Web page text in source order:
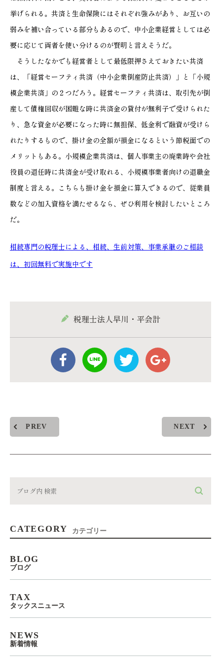
挙げられる。共済と生命保険にはそれぞれ強みがあり、お互いの
弱みを補い合っている部分もあるので、中小企業経営としては必
要に応じて両者を使い分けるのが賢明と言えそうだ。
そうしたなかでも経営者として最低限押さえておきたい共済
は、「経営セーフティ共済（中小企業倒産防止共済）」と「小規
模企業共済」の２つだろう。経営セーフティ共済は、取引先が倒
産して債権回収が困難な時に共済金の貸付が無利子で受けられた
り、急な資金が必要になった時に無担保、低金利で融資が受けら
れたりするもので、掛け金の全額が損金になるという節税面での
メリットもある。小規模企業共済は、個人事業主の廃業時や会社
役員の退任時に共済金が受け取れる、小規模事業者向けの退職金
制度と言える。こちらも掛け金を損金に算入できるので、従業員
数などの加入資格を満たせるなら、ぜひ利用を検討したいところ
だ。
相続専門の税理士による、相続、生前対策、事業承継のご相談
は、初回無料で実施中です
税理士法人早川・平会計
PREV NEXT
CATEGORY カテゴリー
BLOG
ブログ
TAX
タックスニュース
NEWS
新着情報